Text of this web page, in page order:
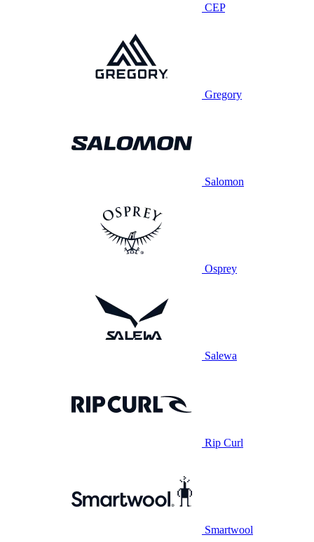
CEP
Gregory
Salomon
Osprey
Salewa
Rip Curl
Smartwool